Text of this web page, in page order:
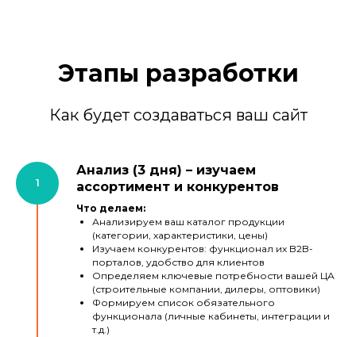
Этапы разработки
Как будет создаваться ваш сайт
Анализ (3 дня) – изучаем
ассортимент и конкурентов
Что делаем:
Анализируем ваш каталог продукции
(категории, характеристики, цены)
Изучаем конкурентов: функционал их B2B-
порталов, удобство для клиентов
Определяем ключевые потребности вашей ЦА
(строительные компании, дилеры, оптовики)
Формируем список обязательного
функционала (личные кабинеты, интеграции и
т.д.)